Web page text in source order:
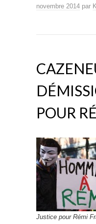
novembre 2014 par
POUR
Justice pour Rémi